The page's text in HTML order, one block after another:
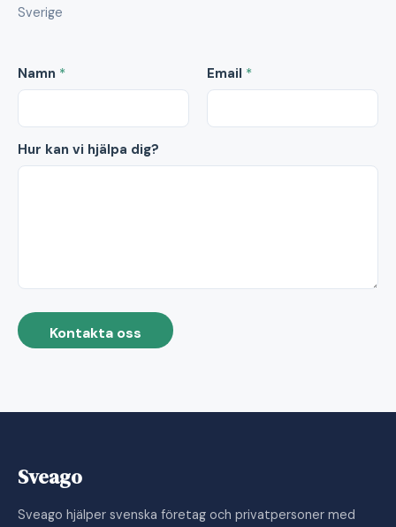
Sverige
Namn * Email *
Hur kan vi hjälpa dig?
Kontakta oss
Sveago
Sveago hjälper svenska företag och privatpersoner med